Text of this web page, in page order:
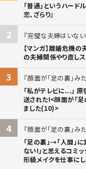
「普通」というハー
恋、ざらり』
2
完璧な夫婦はいない
【マンガ】離婚危機
の夫婦関係やり直し
3
顔面が「足の裏」み
「私がテレビに...」
送された!<顔面が「
ました(10)>
4
顔面が「足の裏」み
「足の裏」→「人間」
ない!」と思えるコミ
形級メイクを仕事に